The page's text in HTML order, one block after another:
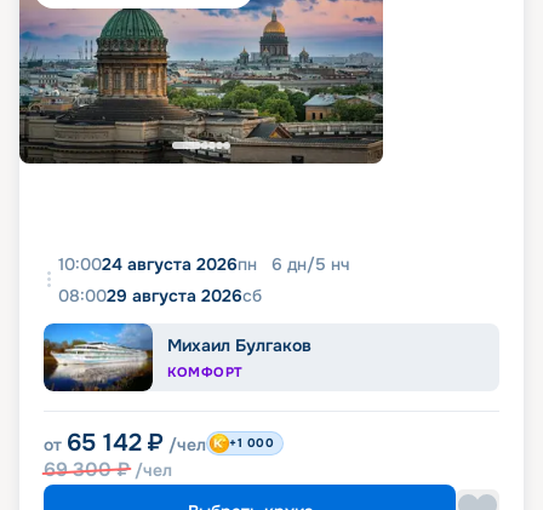
10:0024 августа 2026пн 6 дн/5 нч
08:0029 августа 2026сб
Михаил Булгаков
КОМФОРТ
от 65 142 ₽ /чел
69 300₽ /чел
+1 000